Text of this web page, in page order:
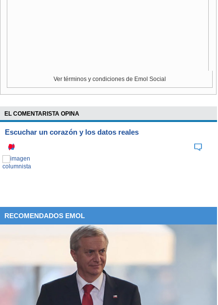
Ver términos y condiciones de Emol Social
EL COMENTARISTA OPINA
Escuchar un corazón y los datos reales
RECOMENDADOS EMOL